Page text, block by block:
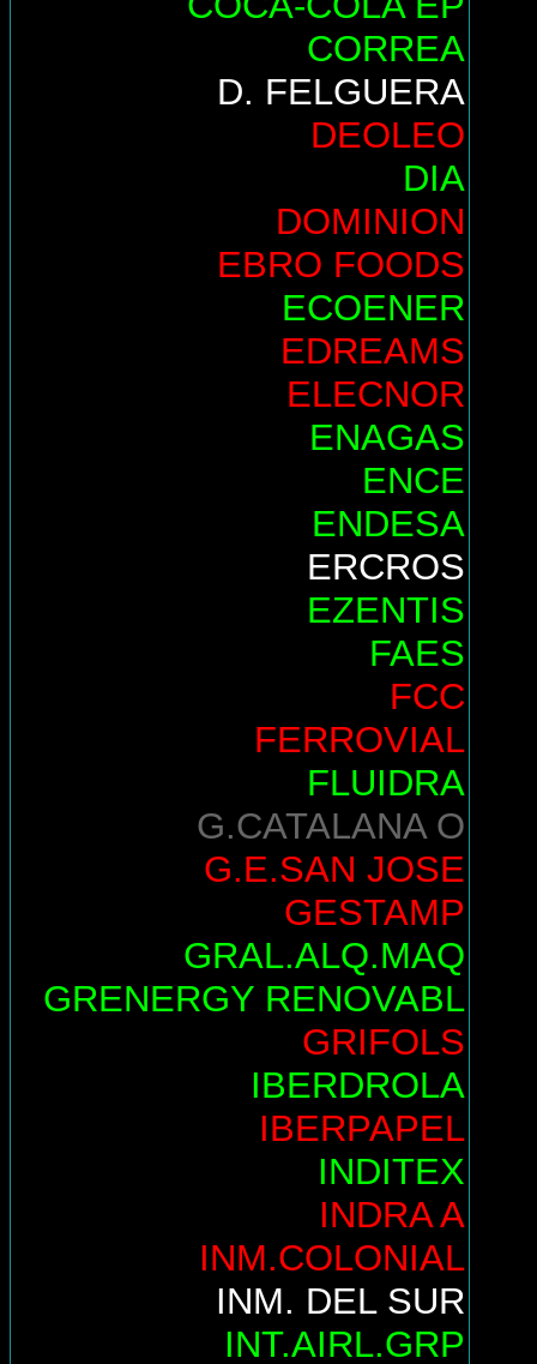
CORREA
D. FELGUERA
DEOLEO
DIA
DOMINION
EBRO FOODS
ECOENER
EDREAMS
ELECNOR
ENAGAS
ENCE
ENDESA
ERCROS
EZENTIS
FAES
FCC
FERROVIAL
FLUIDRA
G.CATALANA O
G.E.SAN JOSE
GESTAMP
GRAL.ALQ.MAQ
GRENERGY RENOVABL
GRIFOLS
IBERDROLA
IBERPAPEL
INDITEX
INDRA A
INM.COLONIAL
INM. DEL SUR
INT.AIRL.GRP